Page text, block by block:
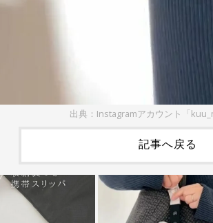
出典：Instagramアカウント「
記事へ戻る